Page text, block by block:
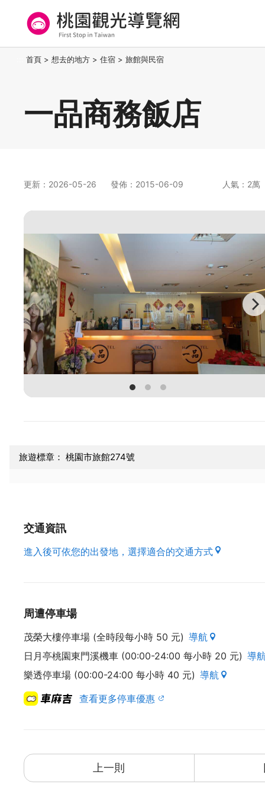
要
桃園觀光導覽網
首頁 > 想去的地方 > 住宿 > 旅館與民宿
一品商務飯店
更新：2026-05-26 發佈：2015-06-09 人氣：2萬
旅遊標章： 桃園市旅館274號
交通資訊
進入後可依您的出發地，選擇適合的交通方式
周遭停車場
茂榮大樓停車場 (全時段每小時 50 元) 導航
日月亭桃園東門溪機車 (00:00-24:00 每小時 20 元) 導
樂透停車場 (00:00-24:00 每小時 40 元) 導航
查看更多停車優惠
上一則